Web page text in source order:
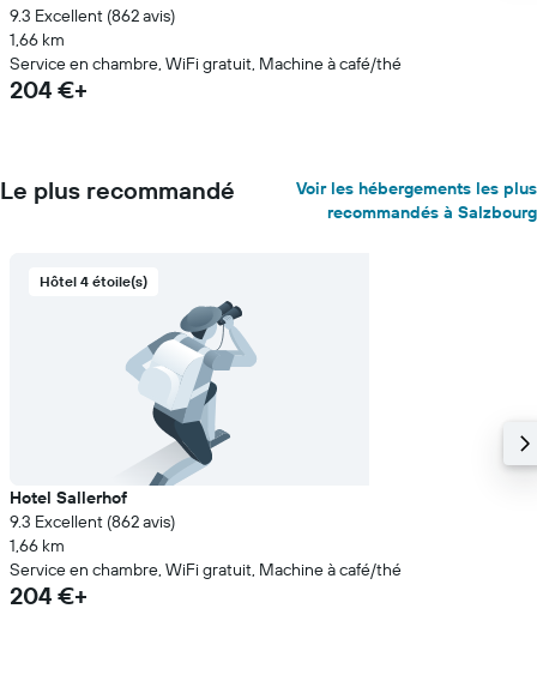
9.3 Excellent (862 avis)
1,66 km
Service en chambre, WiFi gratuit, Machine à café/thé
204 €+
Le plus recommandé
Voir les hébergements les plus
recommandés à Salzbourg
Hôtel 4 étoile(s)
Hotel Sallerhof
9.3 Excellent (862 avis)
1,66 km
Service en chambre, WiFi gratuit, Machine à café/thé
204 €+